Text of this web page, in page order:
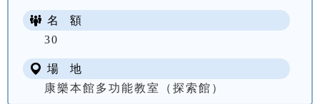
名 額
30
場 地
康樂本館多功能教室（探索館）